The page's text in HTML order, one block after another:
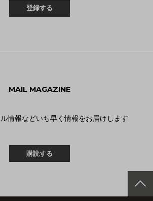
登録する
MAIL MAGAZINE
情報などいち早く情報をお届けします
購読する